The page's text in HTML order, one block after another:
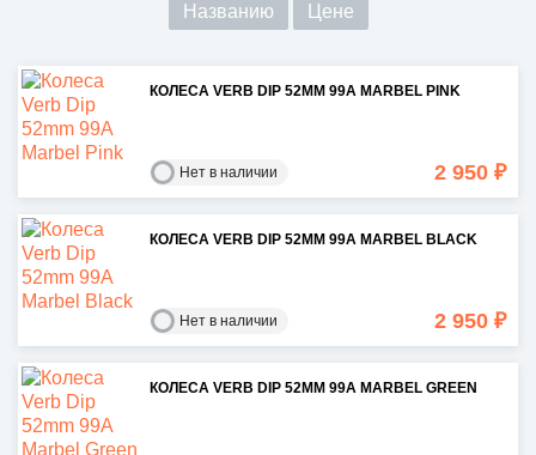
Названию
Цене
КОЛЕСА VERB DIP 52MM 99A MARBEL PINK
Нет в наличии 2 950 ₽
КОЛЕСА VERB DIP 52MM 99A MARBEL BLACK
Нет в наличии 2 950 ₽
КОЛЕСА VERB DIP 52MM 99A MARBEL GREEN